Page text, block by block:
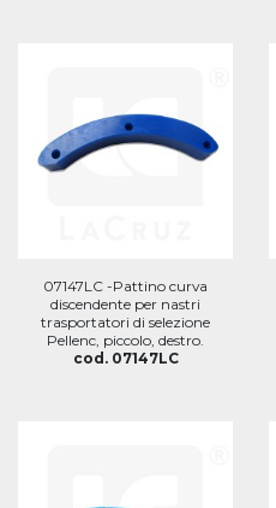
07147LC -Pattino curva
discendente per nastri
trasportatori di selezione
Pellenc, piccolo, destro.
cod. 07147LC